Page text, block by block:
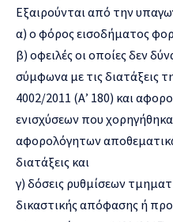
Εξαιρούνται από την
α) ο φόρος εισοδήματος
β) οφειλές οι οποίες δεν
σύμφωνα με τις διατάξεις
4002/2011 (Α’ 180) και
ενισχύσεων που
αφορολόγητων
διατάξεις και
γ) δόσεις ρυθμίσεων
δικαστικής απόφασης ή